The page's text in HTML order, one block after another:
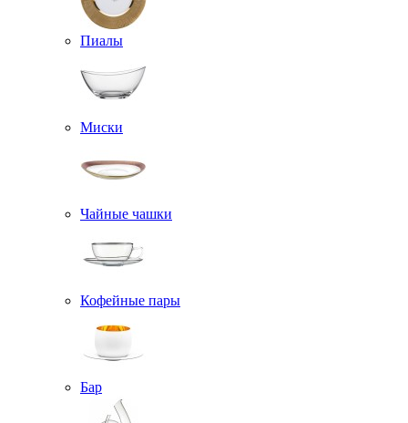
Пиалы
Миски
Чайные чашки
Кофейные пары
Бар